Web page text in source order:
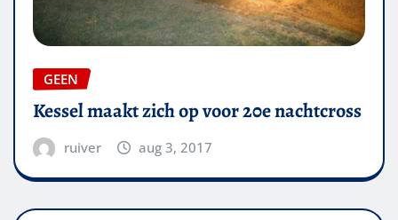
GEEN
Kessel maakt zich op voor 20e nachtcross
ruiver aug 3, 2017